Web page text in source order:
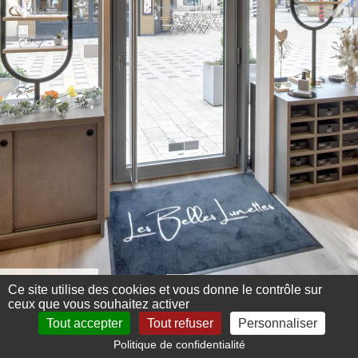
Menu 360°
Ce site utilise des cookies et vous donne le contrôle sur
ceux que vous souhaitez activer
Tout accepter
Tout refuser Personnaliser
Politique de confidentialité